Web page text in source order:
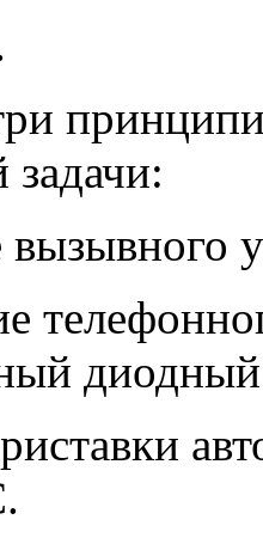
вызывного